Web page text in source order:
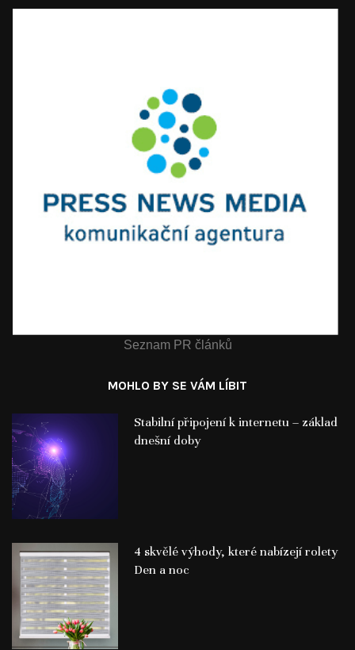
Seznam PR článků
MOHLO BY SE VÁM LÍBIT
Stabilní připojení k internetu – základ
dnešní doby
4 skvělé výhody, které nabízejí rolety
Den a noc